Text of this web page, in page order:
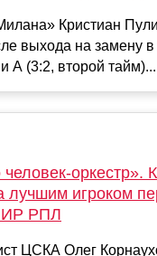
Кристиан
выхода на замену в
А (3:2, второй
лучшим игроком
РПЛ
ЦСКА Олег